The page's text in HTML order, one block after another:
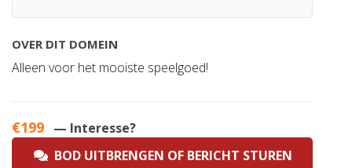
OVER DIT DOMEIN
Alleen voor het mooiste speelgoed!
€199 — Interesse?
BOD UITBRENGEN OF BERICHT STUREN